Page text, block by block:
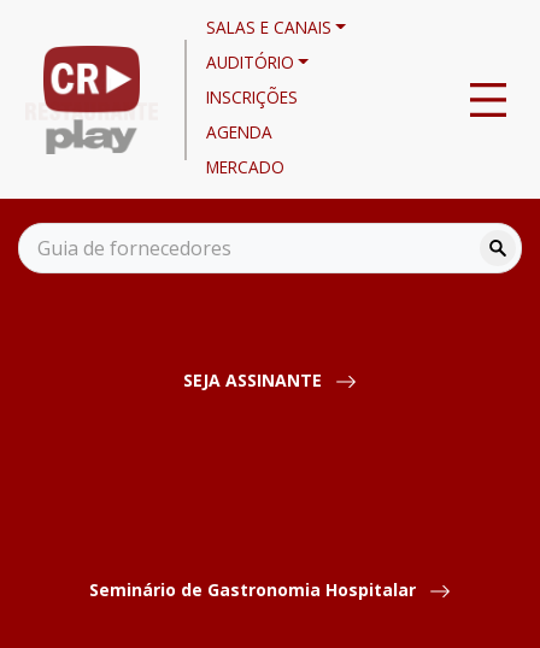
SALAS E CANAIS
AUDITÓRIO
INSCRIÇÕES
AGENDA
MERCADO
SEJA ASSINANTE
Seminário de Gastronomia Hospitalar
Canais
Noticiário